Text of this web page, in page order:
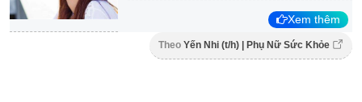
Xem thêm
Theo Yến Nhi (t/h) | Phụ Nữ Sức Khỏe